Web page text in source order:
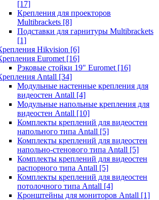
[17]
Крепления для проекторов
Multibrackets [8]
Подставки для гарнитуры Multibrackets
[1]
Hikvision [6]
Euromet [16]
Рэковые стойки 19" Euromet [16]
Antall [34]
Модульные настенные крепления для
видеостен Antall [4]
Модульные напольные крепления для
видеостен Antall [10]
Комплекты креплений для видеостен
напольного типа Antall [5]
Комплекты креплений для видеостен
напольно-стенового типа Antall [5]
Комплекты креплений для видеостен
распорного типа Antall [5]
Комплекты креплений для видеостен
потолочного типа Antall [4]
Кронштейны для мониторов Antall [1]